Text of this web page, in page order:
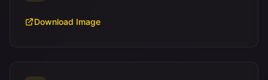
Download Image